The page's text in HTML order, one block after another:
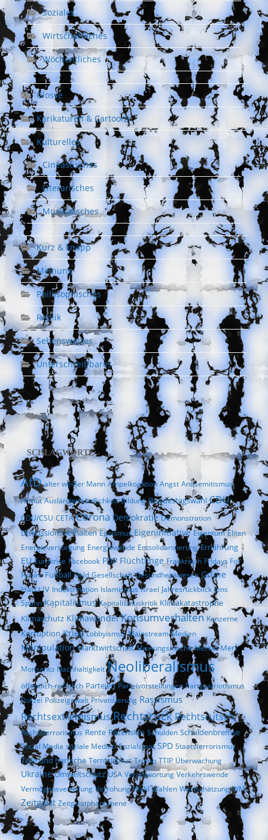
Soziales
Wirtschaftliches
Wöchentliches
Glosse
Karikaturen & Cartoons
Kulturelles
Cineastisches
Literarisches
Musikalisches
Kurz & knapp
Meinung
Philosophisches
Replik
Sehenswertes
Unterschreibbares
SCHLAGWORTE
AfD alter weißer Mann Ampelkoalition Angst Antisemitismus
Armut Ausländerfeindlichkeit Bildung Bundestagswahl CDU
CDU/CSU CETA Corona Demokratie Demonstration
Diskussionsverhalten Egoismus Eigeninitiative Eigentum Eliten
Energieversorgung Energiewende Entsolidarisierung Ernährung
EU Eurokrise Facebook FDP Flüchtlinge Frankreich Fridays For
Future Fußball Geld Gesellschaft Gesundheitswesen Grüne
Hartz IV Indoktrination Islamismus Israel Jahresrückblick Jens
Spahn Kapitalismus Kapitalismuskritik Klimakatastrophe
Klimaschutz Klimawandel Konsumverhalten Konzerne
Korruption Krieg Lobbyismus Mainstream-Medien
Manipulation Marktwirtschaft Meinungsmache Merkel Merz
Monsanto Nachhaltigkeit Neoliberalismus
öffentlich-rechtlich Parteien Parteivorstellungen Partypatriotismus
Polizei Polizeigewalt Privatisierung Rassismus
RechtsextremismusRechtsruck Rechtsrutsch
Rechtsterrorismus Rente Rezension Schulden Schuldenbremse
Social Media soziale Medien Sozialstaat SPD Staatsterrorismus
Teile und herrsche Terrorismus Trump TTIP Überwachung
Ukraine Umweltschutz USA Verantwortung Verkehrswende
Vermögensverteilung Verrohung Wahl Wahlen Wertschätzung WM
Zeitgeist Zeitgeistphänomene